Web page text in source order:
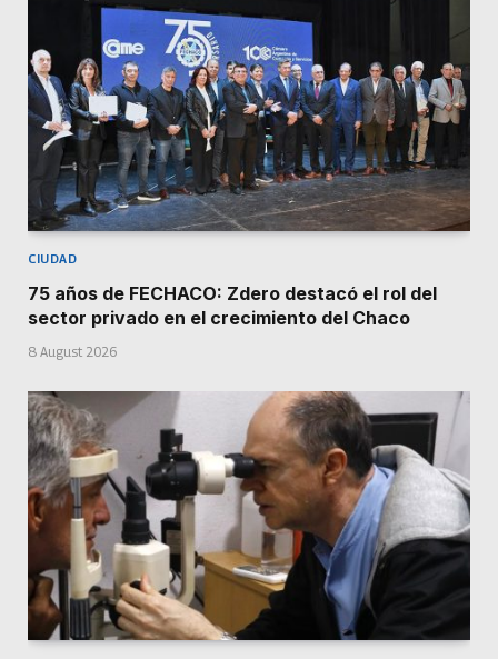
CIUDAD
75 años de FECHACO: Zdero destacó el rol del
sector privado en el crecimiento del Chaco
8 August 2026